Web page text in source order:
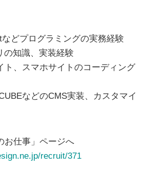
などプログラミングの実務経験
の知識、実装経験
ト、スマホサイトのコーディング
などのCMS実装、カスタマイ
お仕事」ページへ
recruit/371